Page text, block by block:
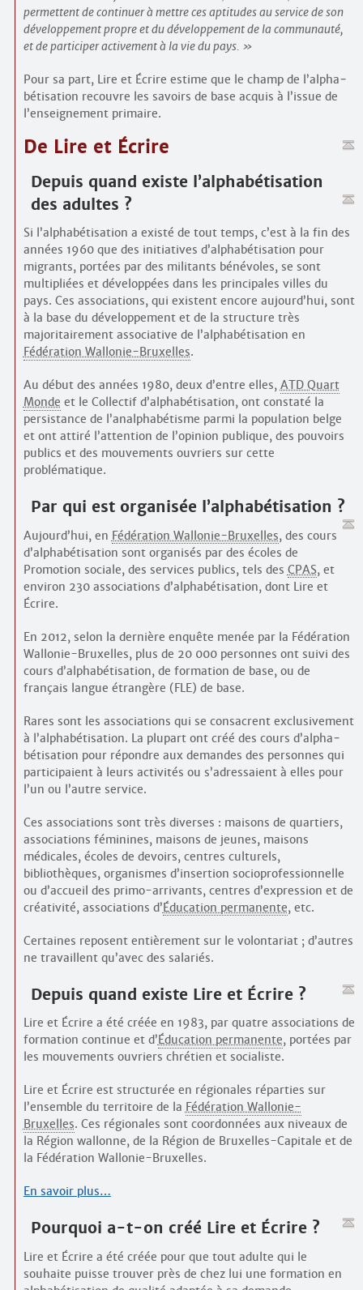
permettent de continuer à mettre ces aptitudes au service de son
développement propre et du développement de la communauté,
et de participer activement à la vie du pays.
Pour sa part, Lire et Écrire estime que le champ de l’alpha­
bétisation recouvre les savoirs de base acquis à l’issue de
l’enseignement primaire.
De Lire et Écrire
Depuis quand existe l’alpha­bétisation
des adultes ?
Si l’alpha­bétisation a existé de tout temps, c’est à la fin des
années 1960 que des initiatives d’alpha­bétisation pour
migrants, portées par des militants bénévoles, se sont
multipliées et développées dans les principales villes du
pays. Ces associations, qui existent encore aujourd’hui, sont
à la base du développement et de la structure très
majoritairement associative de l’alpha­bétisation en
Fédération Wallonie-Bruxelles.
Au début des années 1980, deux d’entre elles, ATD Quart
Monde et le Collectif d’alphabétisation, ont constaté la
persistance de l’analpha­bétisme parmi la population belge
et ont attiré l’attention de l’opinion publique, des pouvoirs
publics et des mouvements ouvriers sur cette
problématique.
Par qui est organisée l’alpha­bétisation ?
Aujourd’hui, en Fédération Wallonie-Bruxelles, des cours
d’alpha­bétisation sont organisés par des écoles de
Promotion sociale, des services publics, tels des CPAS, et
environ 230 associations d’alpha­bétisation, dont Lire et
Écrire.
En 2012, selon la dernière enquête menée par la Fédération
Wallonie-Bruxelles, plus de 20 000 personnes ont suivi des
cours d’alphabétisation, de formation de base, ou de
français langue étrangère (FLE) de base.
Rares sont les associations qui se consacrent exclusivement
à l’alpha­bétisation. La plupart ont créé des cours d’alpha­
bétisation pour répondre aux demandes des personnes qui
participaient à leurs activités ou s’adressaient à elles pour
l’un ou l’autre service.
Ces associations sont très diverses : maisons de quartiers,
associations féminines, maisons de jeunes, maisons
médicales, écoles de devoirs, centres culturels,
bibliothèques, organismes d’insertion socio­professionnelle
ou d’accueil des primo-arrivants, centres d’expression et de
créativité, associations d’Éducation permanente, etc.
Certaines reposent entièrement sur le volontariat ; d’autres
ne travaillent qu’avec des salariés.
Depuis quand existe Lire et Écrire ?
Lire et Écrire a été créée en 1983, par quatre associations de
formation continue et d’Éducation permanente, portées par
les mouvements ouvriers chrétien et socialiste.
Lire et Écrire est structurée en régionales réparties sur
l’ensemble du territoire de la Fédération Wallonie-
Bruxelles. Ces régionales sont coordonnées aux niveaux de
la Région wallonne, de la Région de Bruxelles-Capitale et de
la Fédération Wallonie-Bruxelles.
En savoir plus…
Pourquoi a-t-on créé Lire et Écrire ?
Lire et Écrire a été créée pour que tout adulte qui le
souhaite puisse trouver près de chez lui une formation en